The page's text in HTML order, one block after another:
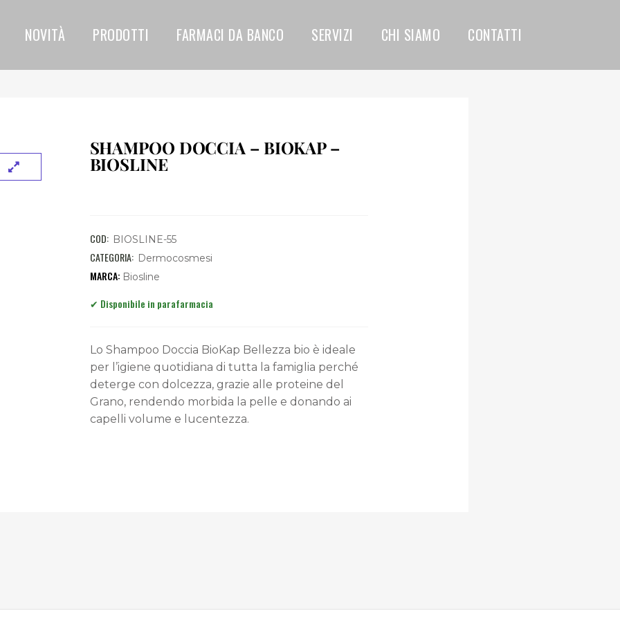
NOVITÀ PRODOTTI FARMACI DA BANCO SERVIZI CHI SIAMO CONTATTI
SHAMPOO DOCCIA – BIOKAP –
BIOSLINE
COD: BIOSLINE-55
CATEGORIA: Dermocosmesi
Biosline
Lo Shampoo Doccia BioKap Bellezza bio è ideale
per l’igiene quotidiana di tutta la famiglia perché
deterge con dolcezza, grazie alle proteine del
Grano, rendendo morbida la pelle e donando ai
capelli volume e lucentezza.